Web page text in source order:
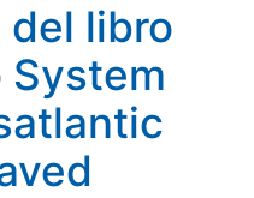
del libro
System